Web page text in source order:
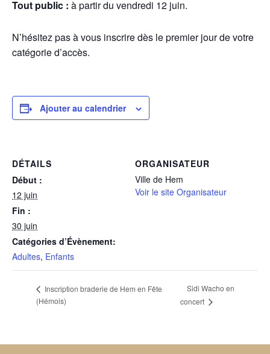
Tout public : à partir du vendredi 12 juin.
N’hésitez pas à vous inscrire dès le premier jour de votre
catégorie d’accès.
Ajouter au calendrier
DÉTAILS
Début :
12 juin
Fin :
30 juin
Catégories d’Évènement:
Adultes, Enfants
ORGANISATEUR
Ville de Hem
Voir le site Organisateur
Inscription braderie de Hem en Fête
(Hémois)
Sidi Wacho en
concert